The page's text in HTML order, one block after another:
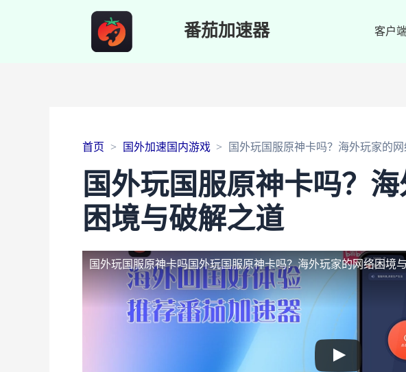
番茄加速器 客户
首页 国外加速国内游戏 国外玩国服原神卡吗？海外玩家的
国外玩国服原神卡吗？
困境与破解之道
国外玩国服原神卡吗国外玩国服原神卡吗？海外玩家的网络困境